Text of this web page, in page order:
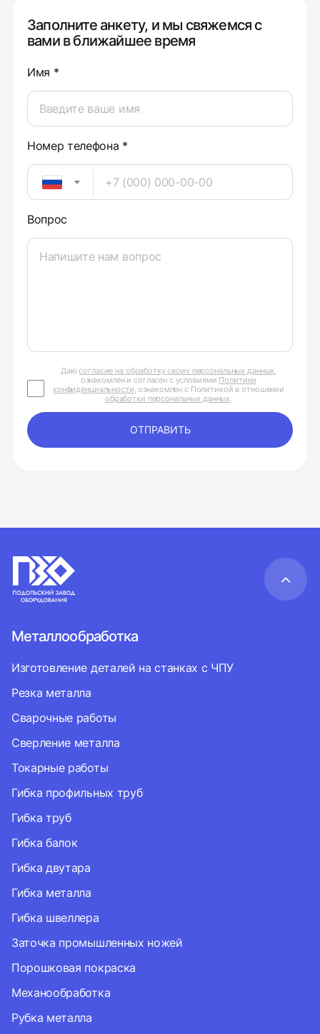
Заполните анкету, и мы свяжемся с
вами в ближайшее время
Имя *
Номер телефона *
Вопрос
Даюсогласие на обработку своих персональных данных,
ознакомлен и согласен с условиями Политики
конфиденциальности, ознакомлен с Политикой в отношении
обработки персональных данных.
ОТПРАВИТЬ
Металлообработка
Изготовление деталей на станках с ЧПУ
Резка металла
Сварочные работы
Сверление металла
Токарные работы
Гибка профильных труб
Гибка труб
Гибка балок
Гибка двутара
Гибка металла
Гибка швеллера
Заточка промышленных ножей
Порошковая покраска
Механообработка
Рубка металла